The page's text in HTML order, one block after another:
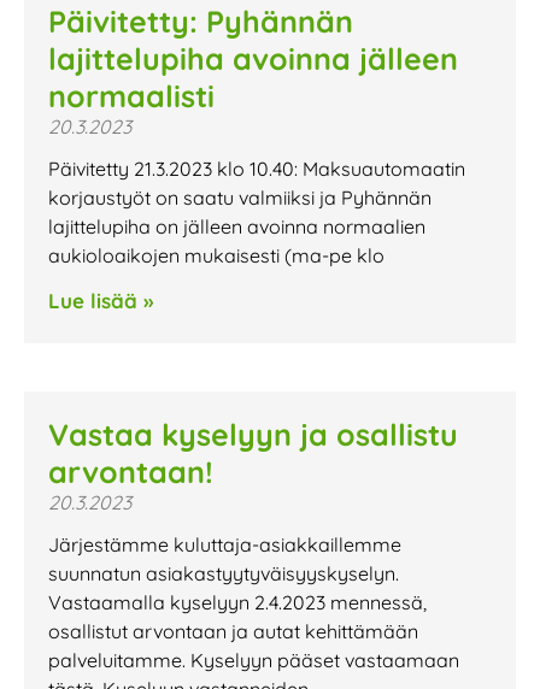
Päivitetty: Pyhännän
lajittelupiha avoinna jälleen
normaalisti
20.3.2023
Päivitetty 21.3.2023 klo 10.40: Maksuautomaatin
korjaustyöt on saatu valmiiksi ja Pyhännän
lajittelupiha on jälleen avoinna normaalien
aukioloaikojen mukaisesti (ma-pe klo
Lue lisää »
Vastaa kyselyyn ja osallistu
arvontaan!
20.3.2023
Järjestämme kuluttaja-asiakkaillemme
suunnatun asiakastyytyväisyyskyselyn.
Vastaamalla kyselyyn 2.4.2023 mennessä,
osallistut arvontaan ja autat kehittämään
palveluitamme. Kyselyyn pääset vastaamaan